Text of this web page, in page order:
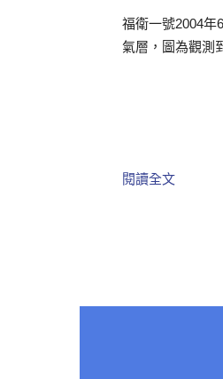
福衛一號2004年
氣層，圖為觀測
閱讀全文